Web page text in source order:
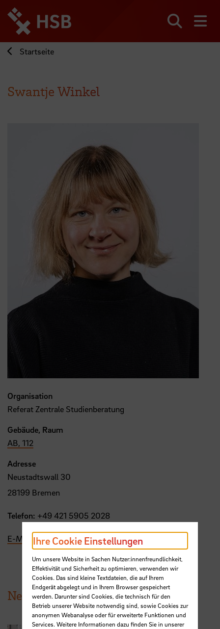
zum
Seiteninhalt
springen
Startseite
Swantje Winkel
Organisation
Referat Zentrale Studienberatung
Gebäude, Raum
AB, 112
Adresse
Neustadtswall 30
28199 Bremen
Telefon: +49 421 5905 2028
E-Mail
News aus der HSB
Ihre Cookie Einstellungen
Um unsere Website in Sachen Nutzer:innenfreundlichkeit,
Effektivität und Sicherheit zu optimieren, verwenden wir
Cookies. Das sind kleine Textdateien, die auf Ihrem
Endgerät abgelegt und in Ihrem Browser gespeichert
werden. Darunter sind Cookies, die technisch für den
Betrieb unserer Website notwendig sind, sowie Cookies zur
anonymen Webanalyse oder für erweiterte Funktionen und
Services. Weitere Informationen dazu finden Sie in unserer